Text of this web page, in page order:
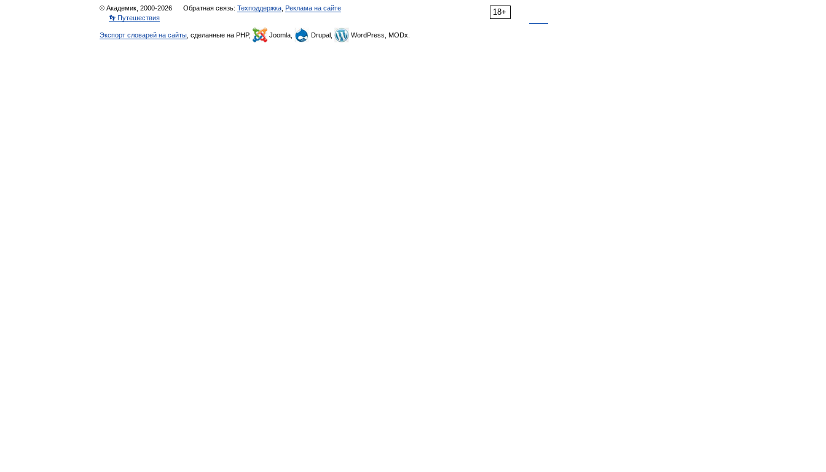
18+
© Академик, 2000-2026 Обратная связь: Техподдержка Реклама на сайте
👣 Путешествия
Экспорт словарей на сайты , сделанные на PHP, Joomla, Drupal, WordPress, MODx.